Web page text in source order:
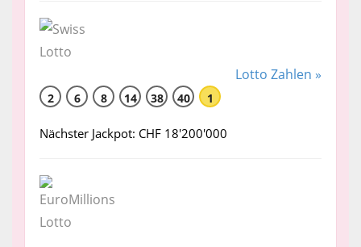
Lotto Zahlen »
2 6 8 14 38 40 1
Nächster Jackpot: CHF 18'200'000